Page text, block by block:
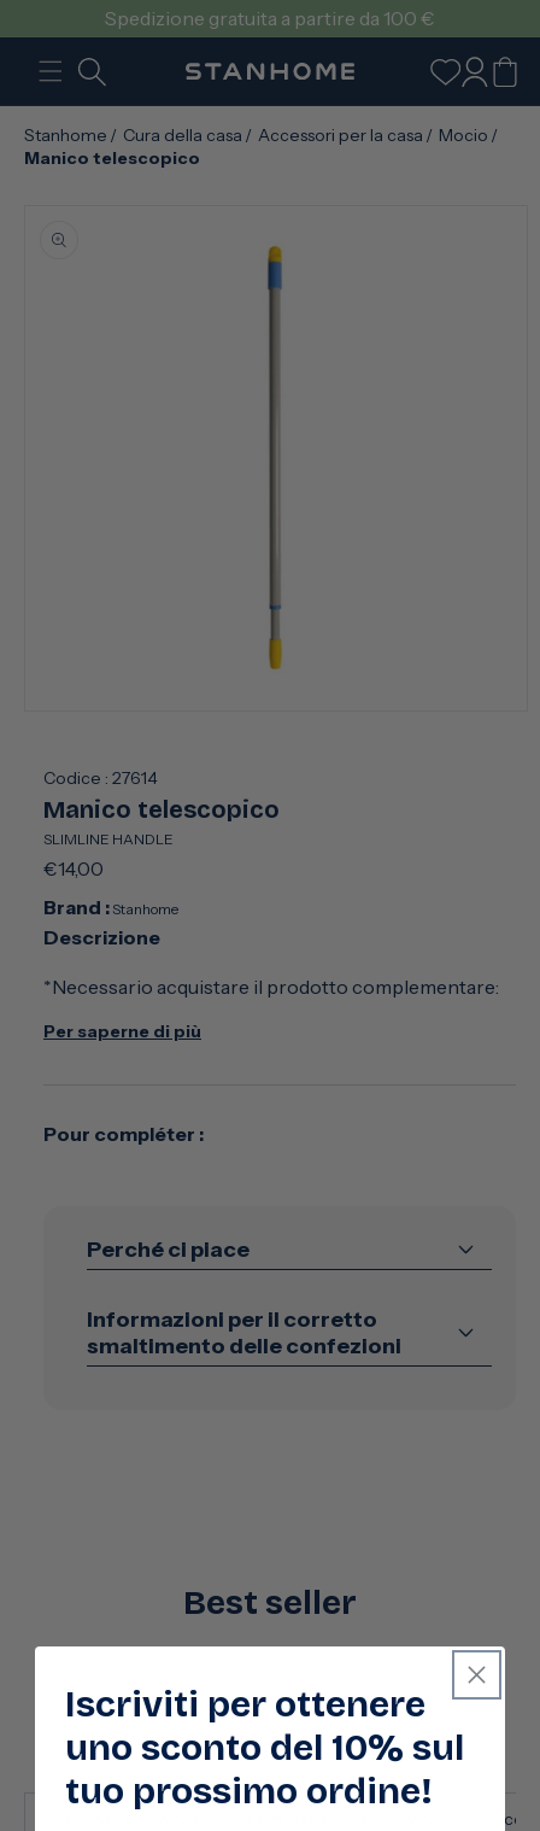
DIRETTAMENTESpedizione gratuita a partire da 100 €
Accedi
Carrello
Stanhome / Cura della casa / Accessori per la casa / Mocio /
Manico telescopico
finestra
Codice : 27614
Manico telescopico
SLIMLINE HANDLE
Prezzo
di
listino
€14,00
Brand : Stanhome
Descrizione
*Necessario acquistare il prodotto complementare:
riordina facilmente grazie al suo gancio. Si estende
fino a 140 cm.
Per saperne di più
Pour compléter :
Perché ci piace
Informazioni per il corretto
smaltimento delle confezioni
Best seller
Vedi anche
Iscriviti per ottenere
uno sconto del 10% sul
tuo prossimo ordine!